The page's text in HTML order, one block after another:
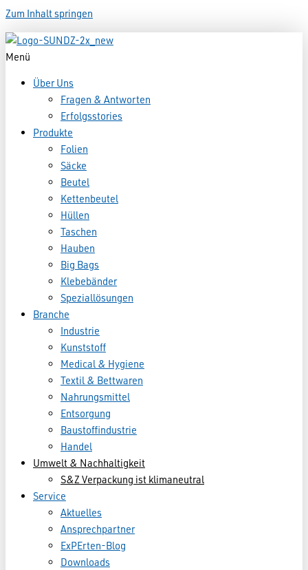
Zum Inhalt springen
Menü
Über Uns
Fragen & Antworten
Erfolgsstories
Produkte
Folien
Säcke
Beutel
Kettenbeutel
Hüllen
Taschen
Hauben
Big Bags
Klebebänder
Speziallösungen
Branche
Industrie
Kunststoff
Medical & Hygiene
Textil & Bettwaren
Nahrungsmittel
Entsorgung
Baustoffindustrie
Handel
Umwelt & Nachhaltigkeit
S&Z Verpackung ist klimaneutral
Service
Aktuelles
Ansprechpartner
ExPErten-Blog
Downloads